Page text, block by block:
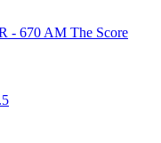
- 670 AM The Score